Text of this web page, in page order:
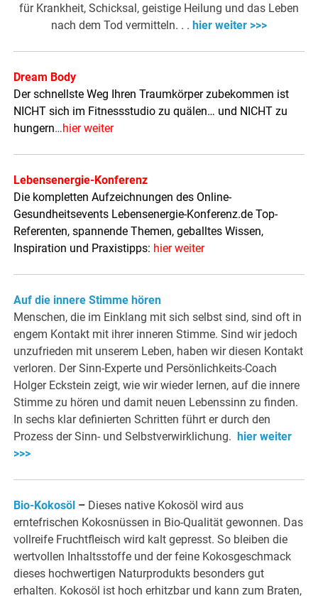
für Krankheit, Schicksal, geistige Heilung und das Leben
nach dem Tod vermitteln. . . hier weiter >>>
Dream Body
Der schnellste Weg Ihren Traumkörper zubekommen ist
NICHT sich im Fitnessstudio zu quälen… und NICHT zu
hungern…hier weiter
Lebensenergie-Konferenz
Die kompletten Aufzeichnungen des Online-
Gesundheitsevents Lebensenergie-Konferenz.de Top-
Referenten, spannende Themen, geballtes Wissen,
Inspiration und Praxistipps: hier weiter
Auf die innere Stimme hören
Menschen, die im Einklang mit sich selbst sind, sind oft in
engem Kontakt mit ihrer inneren Stimme. Sind wir jedoch
unzufrieden mit unserem Leben, haben wir diesen Kontakt
verloren. Der Sinn-Experte und Persönlichkeits-Coach
Holger Eckstein zeigt, wie wir wieder lernen, auf die innere
Stimme zu hören und damit neuen Lebenssinn zu finden.
In sechs klar definierten Schritten führt er durch den
Prozess der Sinn- und Selbstverwirklichung.hier weiter
>>>
Bio-Kokosöl – Dieses native Kokosöl wird aus
erntefrischen Kokosnüssen in Bio-Qualität gewonnen. Das
vollreife Fruchtfleisch wird kalt gepresst. So bleiben die
wertvollen Inhaltsstoffe und der feine Kokosgeschmack
dieses hochwertigen Naturprodukts besonders gut
erhalten. Kokosöl ist hoch erhitzbar und kann zum Braten,